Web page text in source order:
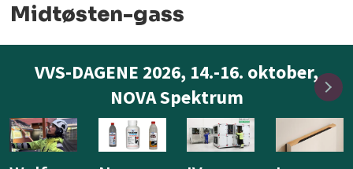
Midtøsten-gass
VVS-DAGENE 2026, 14.-16. oktober,
NOVA Spektrum